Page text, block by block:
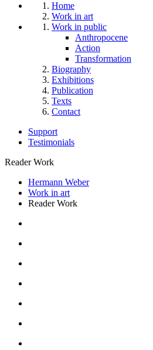
Home
Work in art
Work in public
Anthropocene
Action
Transformation
Biography
Exhibitions
Publication
Texts
Contact
Support
Testimonials
Reader Work
Hermann Weber
Work in art
Reader Work